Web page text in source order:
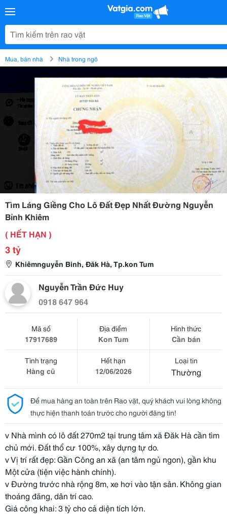
Mua, bán nhà Nhà trong ngõ
Tìm Láng Giềng Cho Lô Đất Đẹp Nhất Đường Nguyễn
Bỉnh Khiêm
( HẾT HẠN )
3 tỷ
Khiêmnguyễn Binh, Đăk Hà, Tp.kon Tum
Nguyễn Trần Đức Huy
0918 647 964
Mã số
17917689
Địa điểm
Kon Tum
Hình thức
Cần bán
Tình trạng
Hàng cũ
Hết hạn
12/06/2026
Loại tin
Thường
Để mua hàng an toàn trên Rao vặt, quý khách vui lòng không
thực hiện thanh toán trước cho người đăng tin!
v Nhà mình có lô đất 270m2 tại trung tâm xã Đăk Hà cần tìm
chủ mới. Đất thổ cư 100%, xây dựng tự do.
v Vị trí rất đẹp: Gần Công an xã (an tâm ngủ ngon), gần khu
Một cửa (tiện việc hành chính).
v Đường trước nhà rộng 8m, xe hơi vào tận sân. Không gian
thoáng đãng, dân trí cao.
Giá công khai: 3 tỷ cho cả diện tích lớn.